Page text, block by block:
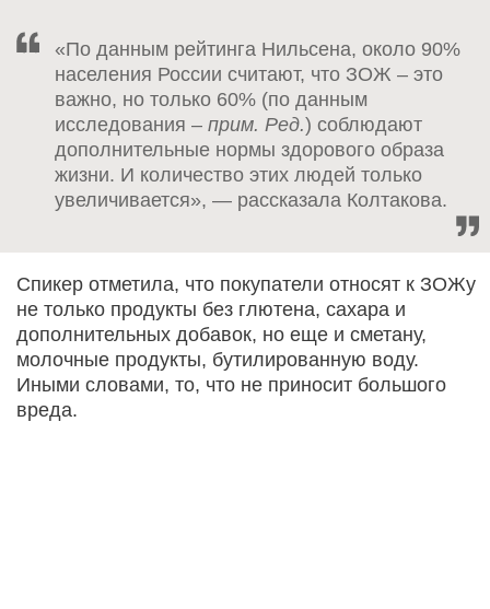
«По данным рейтинга Нильсена, около 90%
населения России считают, что ЗОЖ – это
важно, но только 60% (по данным
исследования – прим. Ред.) соблюдают
дополнительные нормы здорового образа
жизни. И количество этих людей только
увеличивается», — рассказала Колтакова.
Спикер отметила, что покупатели относят к ЗОЖу
не только продукты без глютена, сахара и
дополнительных добавок, но еще и сметану,
молочные продукты, бутилированную воду.
Иными словами, то, что не приносит большого
вреда.